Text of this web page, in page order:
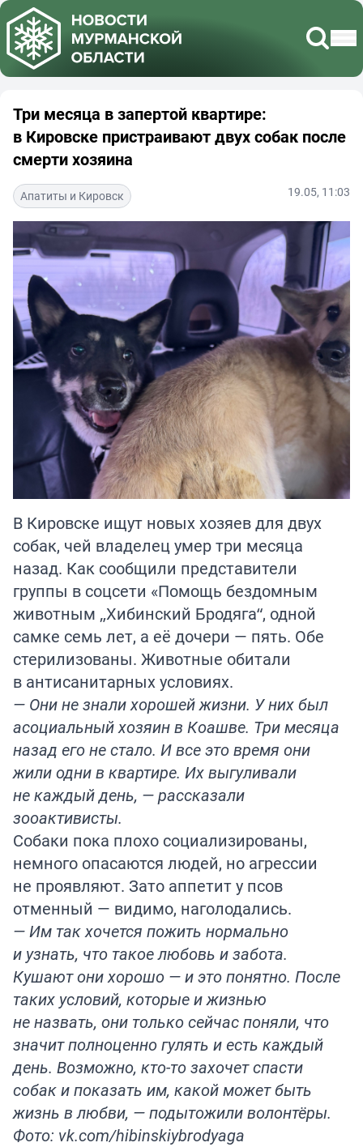
Три месяца в запертой квартире:
в Кировске пристраивают двух собак после
смерти хозяина
Апатиты и Кировск 19.05, 11:03
В Кировске ищут новых хозяев для двух
собак, чей владелец умер три месяца
назад. Как сообщили представители
группы в соцсети «Помощь бездомным
животным „Хибинский Бродяга“, одной
самке семь лет, а её дочери — пять. Обе
стерилизованы. Животные обитали
в антисанитарных условиях.
— Они не знали хорошей жизни. У них был
асоциальный хозяин в Коашве. Три месяца
назад его не стало. И все это время они
жили одни в квартире. Их выгуливали
не каждый день, — рассказали
зооактивисты.
Собаки пока плохо социализированы,
немного опасаются людей, но агрессии
не проявляют. Зато аппетит у псов
отменный — видимо, наголодались.
— Им так хочется пожить нормально
и узнать, что такое любовь и забота.
Кушают они хорошо — и это понятно. После
таких условий, которые и жизнью
не назвать, они только сейчас поняли, что
значит полноценно гулять и есть каждый
день. Возможно, кто-то захочет спасти
собак и показать им, какой может быть
жизнь в любви, — подытожили волонтёры.
Фото: vk.com/hibinskiybrodyaga